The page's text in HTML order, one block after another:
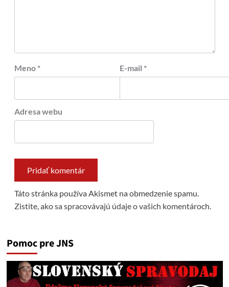
Meno * E-mail *
Adresa webu
Táto stránka používa Akismet na obmedzenie spamu.
Zistite, ako sa spracovávajú údaje o vašich komentároch.
Pomoc pre JNS